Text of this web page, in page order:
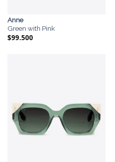
Anne
Green with Pink
$99.500